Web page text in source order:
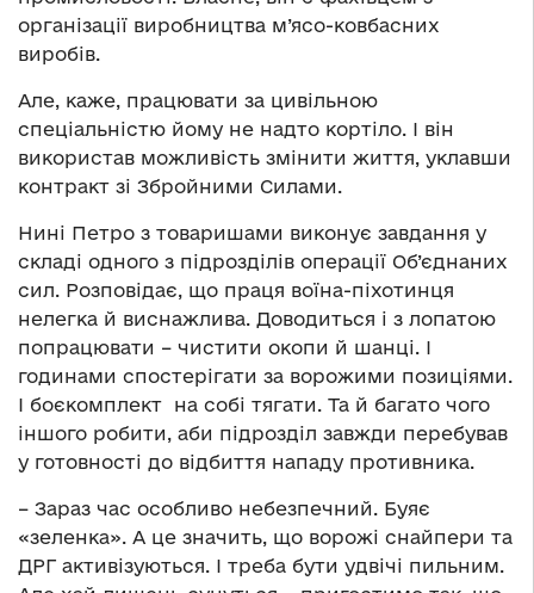
організації виробництва м’ясо-ковбасних
виробів.
Але, каже, працювати за цивільною
спеціальністю йому не надто кортіло. І він
використав можливість змінити життя, уклавши
контракт зі Збройними Силами.
Нині Петро з товаришами виконує завдання у
складі одного з підрозділів операції Об’єднаних
сил. Розповідає, що праця воїна-піхотинця
нелегка й виснажлива. Доводиться і з лопатою
попрацювати – чистити окопи й шанці. І
годинами спостерігати за ворожими позиціями.
І боєкомплект на собі тягати. Та й багато чого
іншого робити, аби підрозділ завжди перебував
у готовності до відбиття нападу противника.
– Зараз час особливо небезпечний. Буяє
«зеленка». А це значить, що ворожі снайпери та
ДРГ активізуються. І треба бути удвічі пильним.